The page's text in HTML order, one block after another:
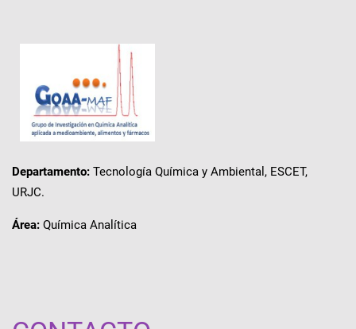
Departamento: Tecnología Química y Ambiental, ESCET,
URJC.
Área: Química Analítica